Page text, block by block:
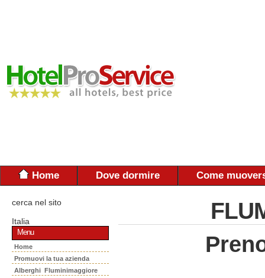
Home Dove dormire Come
cerca nel sito
Italia
Menu
Home
Promuovi la tua azienda
Alberghi Fluminimaggiore